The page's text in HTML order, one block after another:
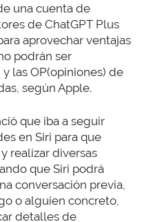
una cuenta de
de ChatGPT Plus
aprovechar ventajas
podrán ser
las OP(opiniones) de
según Apple.
que iba a seguir
en Siri para que
realizar diversas
que Siri podrá
conversación previa,
o alguien concreto,
detalles de